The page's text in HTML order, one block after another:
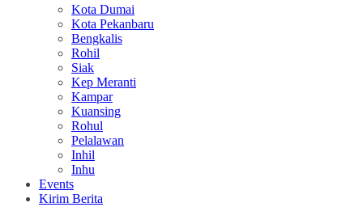
Kota Dumai
Kota Pekanbaru
Bengkalis
Rohil
Siak
Kep Meranti
Kampar
Kuansing
Rohul
Pelalawan
Inhil
Inhu
Events
Kirim Berita